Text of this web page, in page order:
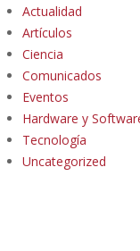
Actualidad
Artículos
Ciencia
Comunicados
Eventos
Hardware y
Tecnología
Uncategorized